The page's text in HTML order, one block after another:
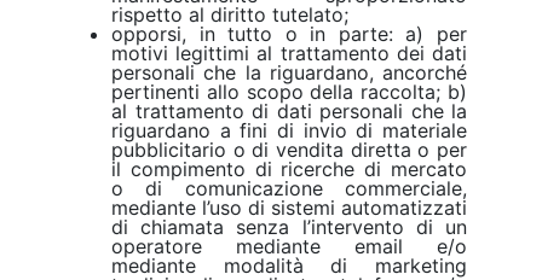
rispetto al diritto tutelato;
opporsi, in tutto o in parte: a) per
motivi legittimi al trattamento dei dati
personali che la riguardano, ancorché
pertinenti allo scopo della raccolta; b)
al trattamento di dati personali che la
riguardano a fini di invio di materiale
pubblicitario o di vendita diretta o per
il compimento di ricerche di mercato
o di comunicazione commerciale,
mediante l’uso di sistemi automatizzati
di chiamata senza l’intervento di un
operatore mediante email e/o
mediante modalità di marketing